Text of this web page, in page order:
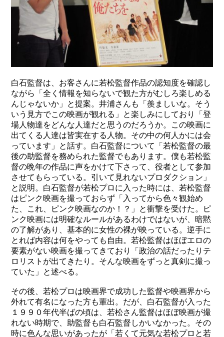
白石監督は、お客さんに若松監督作品の認知度を確認し
ながら「全く情報を知らないで観た方がむしろ楽しめる
んじゃないか」と提案。井浦さんも「羨ましいな。そう
いう見方でこの映画が観れる」と楽しみにしており「登
場人物達をどんな人達だと思うのだろうか。この映画に
出てくる人達は皆実在する人物。その中の何人かには会
っています」と話す。白石監督について「若松監督の最
後の助監督を務められた監督でもあります。僕も若松監
督の晩年の作品に声をかけて下さって、役者として参加
させてもらっている。引いて見れないプロダクション」
と説明。白石監督が若松プロに入った時には、若松監督
はピンク映画を撮っておらず「入ってから色々観始め
た、これ、ピンク映画なのか！？」と衝撃を受けた。ピ
ンク映画には明確なルールがあるわけではないが、暗黙
の了解があり、基本的に女性の裸が映っている。逆手に
とれば内容は何をやっても自由。若松監督はほぼエロの
要素がない映画を撮ってきており「政治の話だったりテ
ロリストが出てきたり。そんな映画をずっと真剣に撮っ
ていた」と述べる。
その後、若松プロは映画界で成功した監督や映画界から
外れて有名になった方も輩出。だが、白石監督が入った
１９９０年代半ばの頃は、若松さん監督はほぼ映画が撮
れない時期で、助監督も白石監督しかいなかった。その
時に色んな思いがあったが「若くて元気な若松プロと若